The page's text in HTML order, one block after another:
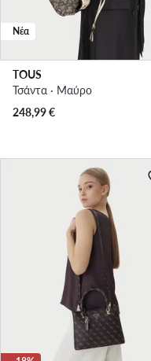
Νέα
TOUS
Τσάντα · Μαύρο
248,99€